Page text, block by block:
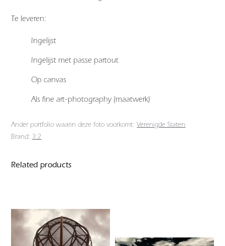
Te leveren:
Ingelijst
Ingelijst met passe partout
Op canvas
Als fine art-photography (maatwerk)
Ander portfolio waarin deze foto voorkomt:Verenigde Staten
Brand: 3:2
Related products